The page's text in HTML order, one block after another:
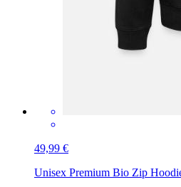
49,99 €
Unisex Premium Bio Zip